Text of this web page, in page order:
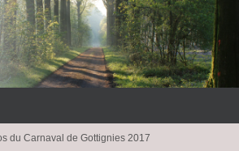
du Carnaval de Gottignies 2017